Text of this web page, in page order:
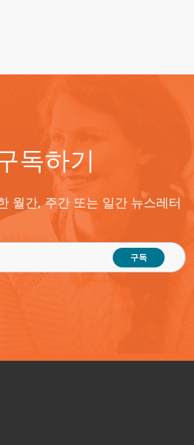
독하기
월간, 주간 또는 일간 뉴스레터
구독